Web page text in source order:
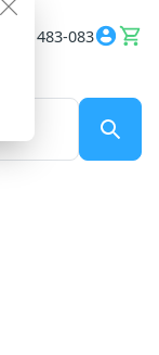
8182 483-083